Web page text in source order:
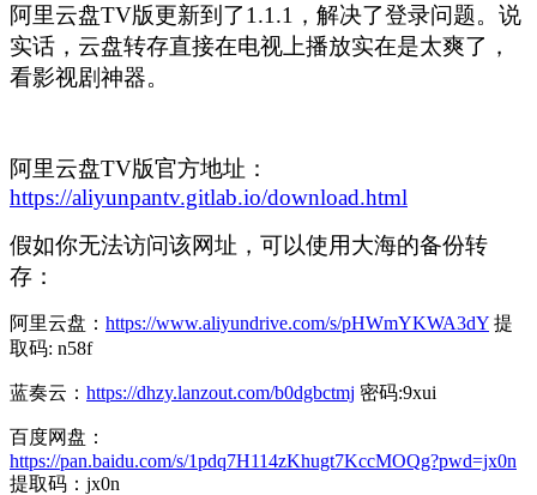
阿里云盘TV版更新到了1.1.1，解决了登录问题。说
实话，云盘转存直接在电视上播放实在是太爽了，
看影视剧神器。
阿里云盘TV版官方地址：
https://aliyunpantv.gitlab.io/download.html
假如你无法访问该网址，可以使用大海的备份转
存：
阿里云盘： https://www.aliyundrive.com/s/pHWmYKWA3dY 提
取码: n58f
蓝奏云： https://dhzy.lanzout.com/b0dgbctmj 密码:9xui
百度网盘：
https://pan.baidu.com/s/1pdq7H114zKhugt7KccMOQg?pwd=jx0n
提取码：jx0n